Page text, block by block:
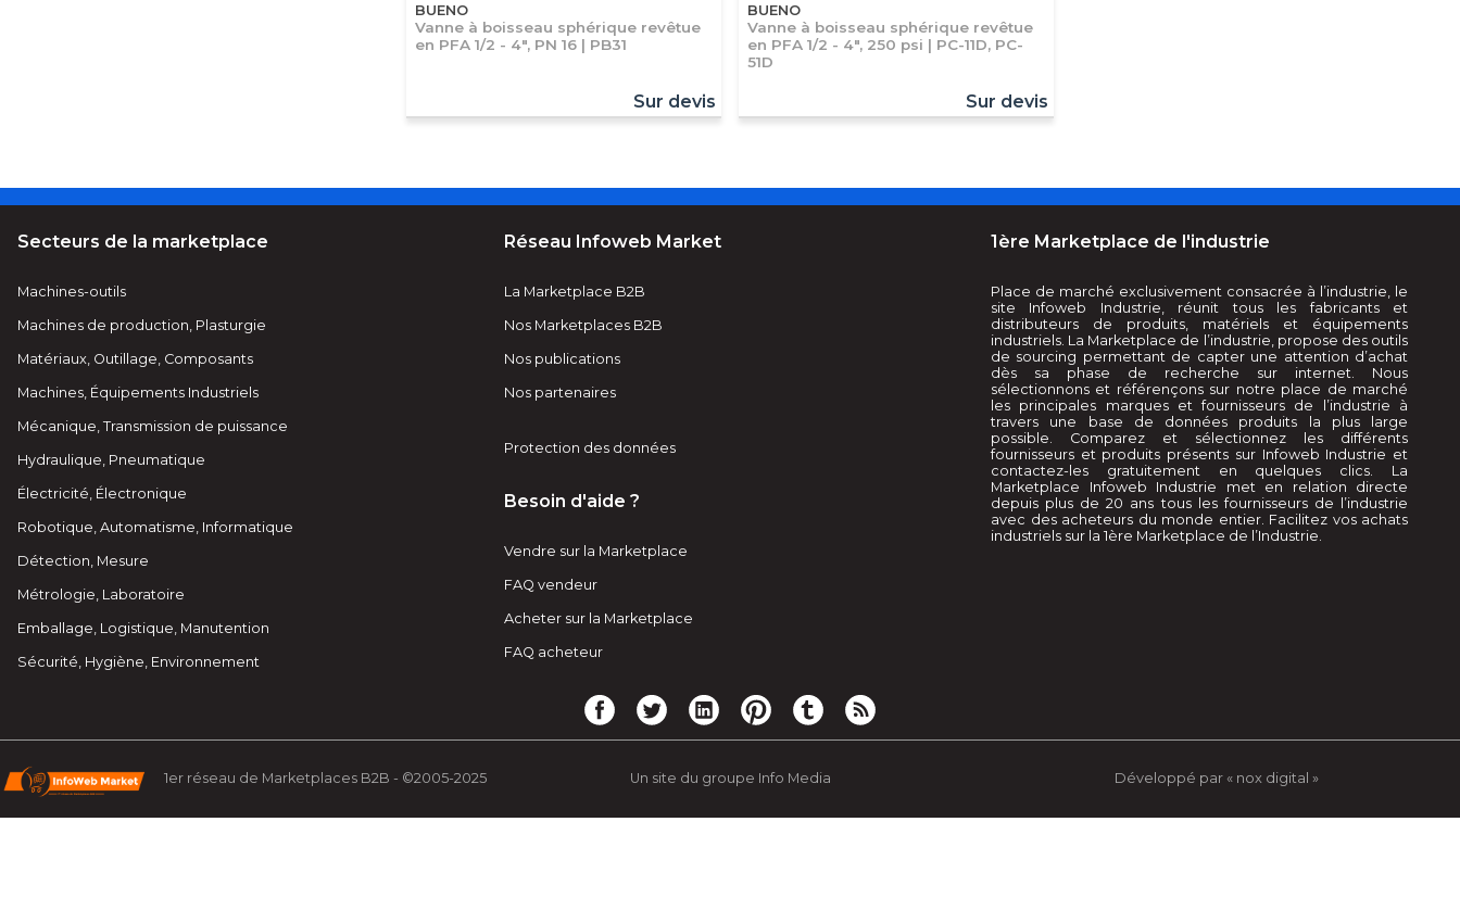
BUENO
Vanne à boisseau sphérique revêtue
en PFA 1/2 - 4", PN 16 | PB31
Sur devis
BUENO
Vanne à boisseau sphérique revêtue
en PFA 1/2 - 4", 250 psi | PC-11D, PC-
51D
Sur devis
Secteurs de la marketplace
Machines-outils
Machines de production, Plasturgie
Matériaux, Outillage, Composants
Machines, Équipements Industriels
Mécanique, Transmission de puissance
Hydraulique, Pneumatique
Électricité, Électronique
Robotique, Automatisme, Informatique
Détection, Mesure
Métrologie, Laboratoire
Emballage, Logistique, Manutention
Sécurité, Hygiène, Environnement
Réseau Infoweb Market
La Marketplace B2B
Nos Marketplaces B2B
Nos publications
Nos partenaires
Protection des données
Besoin d'aide ?
Vendre sur la Marketplace
FAQ vendeur
Acheter sur la Marketplace
FAQ acheteur
1ère Marketplace de l'industrie
Place de marché exclusivement consacrée à l’industrie, le
site Infoweb Industrie, réunit tous les fabricants et
distributeurs de produits, matériels et équipements
industriels. La Marketplace de l’industrie, propose des outils
de sourcing permettant de capter une attention d’achat
dès sa phase de recherche sur internet. Nous
sélectionnons et référençons sur notre place de marché
les principales marques et fournisseurs de l’industrie à
travers une base de données produits la plus large
possible. Comparez et sélectionnez les différents
fournisseurs et produits présents sur Infoweb Industrie et
contactez-les gratuitement en quelques clics. La
Marketplace Infoweb Industrie met en relation directe
depuis plus de 20 ans tous les fournisseurs de l’industrie
avec des acheteurs du monde entier. Facilitez vos achats
industriels sur la 1ère Marketplace de l’Industrie.
1er réseau de Marketplaces B2B - ©2005-2025 Un site du groupe Info Media Développé par « nox digital »